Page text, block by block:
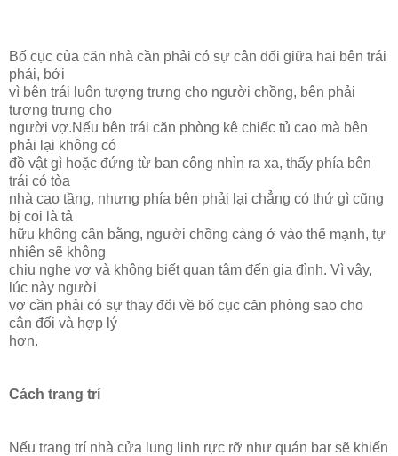
Bố cục của căn nhà cần phải có sự cân đối giữa hai bên trái
phải, bởi
vì bên trái luôn tượng trưng cho người chồng, bên phải
tượng trưng cho
người vợ.Nếu bên trái căn phòng kê chiếc tủ cao mà bên
phải lại không có
đồ vật gì hoặc đứng từ ban công nhìn ra xa, thấy phía bên
trái có tòa
nhà cao tầng, nhưng phía bên phải lại chẳng có thứ gì cũng
bị coi là tả
hữu không cân bằng, người chồng càng ở vào thế mạnh, tự
nhiên sẽ không
chịu nghe vợ và không biết quan tâm đến gia đình. Vì vậy,
lúc này người
vợ cần phải có sự thay đổi về bố cục căn phòng sao cho
cân đối và hợp lý
hơn.
Cách trang trí
Nếu trang trí nhà cửa lung linh rực rỡ như quán bar sẽ khiến